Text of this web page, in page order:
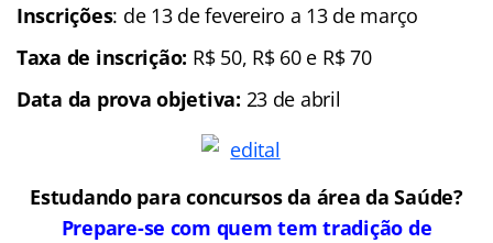
Inscrições: de 13 de fevereiro a 13 de março
Taxa de inscrição: R$ 50, R$ 60 e R$ 70
Data da prova objetiva: 23 de abril
Estudando para concursos da área da Saúde?
Prepare-se com quem tem tradição de